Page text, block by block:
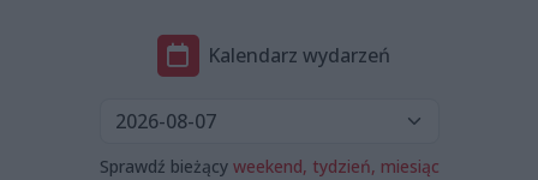
Kalendarz wydarzeń
Sprawdź bieżący weekend, tydzień, miesiąc